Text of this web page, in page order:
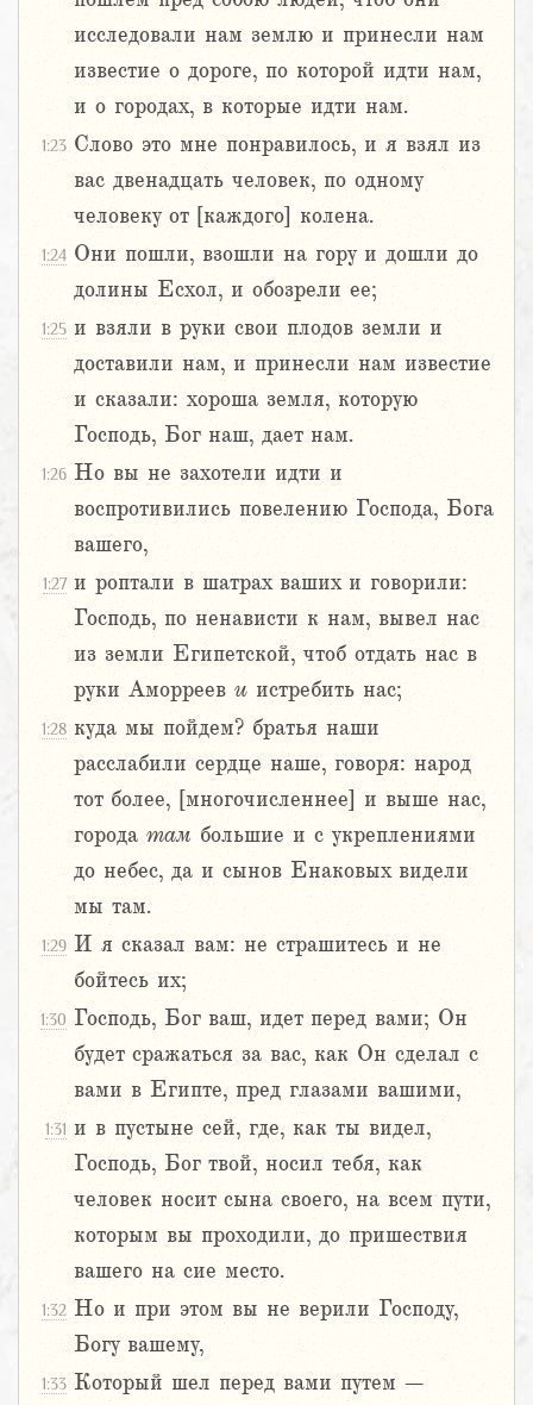
исследовали нам землю и принесли нам
известие о дороге, по которой идти нам,
и о городах, в которые идти нам.
1:23 Слово это мне понравилось, и я взял из
вас двенадцать человек, по одному
человеку от [каждого] колена.
1:24 Они пошли, взошли на гору и дошли до
долины Есхол, и обозрели ее;
1:25 и взяли в руки свои плодов земли и
доставили нам, и принесли нам известие
и сказали: хороша земля, которую
Господь, Бог наш, дает нам.
1:26 Но вы не захотели идти и
воспротивились повелению Господа, Бога
вашего,
1:27 и роптали в шатрах ваших и говорили:
Господь, по ненависти к нам, вывел нас
из земли Египетской, чтоб отдать нас в
руки Аморреев и истребить нас;
1:28 куда мы пойдем? братья наши
расслабили сердце наше, говоря: народ
тот более, [многочисленнее] и выше нас,
города там большие и с укреплениями
до небес, да и сынов Енаковых видели
мы там.
1:29 И я сказал вам: не страшитесь и не
бойтесь их;
1:30 Господь, Бог ваш, идет перед вами; Он
будет сражаться за вас, как Он сделал с
вами в Египте, пред глазами вашими,
1:31 и в пустыне сей, где, как ты видел,
Господь, Бог твой, носил тебя, как
человек носит сына своего, на всем пути,
которым вы проходили, до пришествия
вашего на сие место.
1:32 Но и при этом вы не верили Господу,
Богу вашему,
1:33 Который шел перед вами путем –